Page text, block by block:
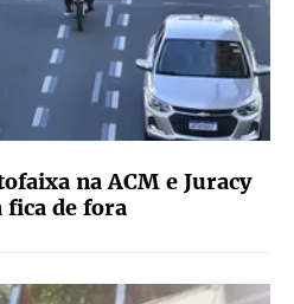
na ACM e Juracy
fica de fora